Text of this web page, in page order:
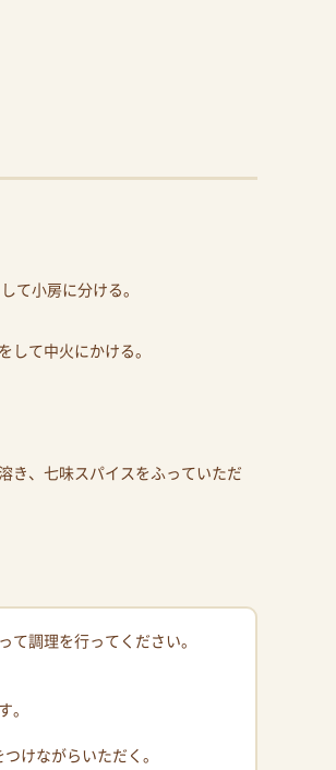
て小房に分ける。
して中火にかける。
き、七味スパイスをふっていただ
て調理を行ってください。
。
けながらいただく。